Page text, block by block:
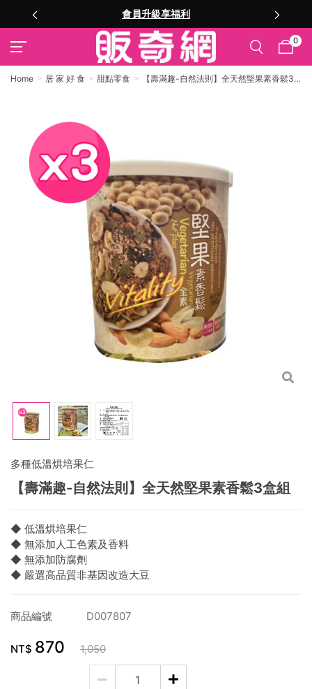
會員升級享福利
0
Home 居 家 好 食 甜點零食
【壽滿趣-自然法則】全天然堅果素香鬆3
多種低溫烘培果仁
【壽滿趣-自然法則】全天然堅果素香鬆3盒組
◆ 低溫烘培果仁
◆ 無添加人工色素及香料
◆ 無添加防腐劑
◆ 嚴選高品質非基因改造大豆
商品編號 D007807
NT$ 870 1,050